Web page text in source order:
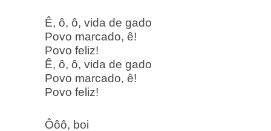
Ê, ô, ô, vida de gado
Povo marcado, ê!
Povo feliz!
Ê, ô, ô, vida de gado
Povo marcado, ê!
Povo feliz!
Ôôô, boi